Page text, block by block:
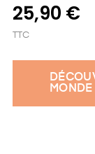
25,90 €
TTC
MONDE